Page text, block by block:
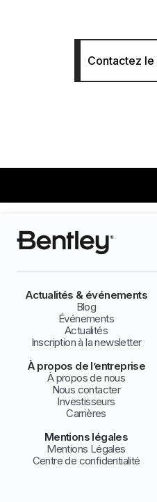
Contactez
Actualités & événements
Blog
Événements
Actualités
Inscription à la newsletter
À propos de l’entreprise
À propos de nous
Nous contacter
Investisseurs
Carrières
Mentions légales
Mentions Légales
Centre de confidentialité